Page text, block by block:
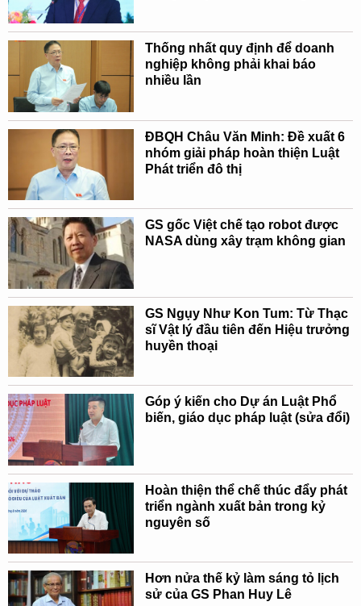
Thống nhất quy định để doanh
nghiệp không phải khai báo
nhiều lần
ĐBQH Châu Văn Minh: Đề xuất 6
nhóm giải pháp hoàn thiện Luật
Phát triển đô thị
GS gốc Việt chế tạo robot được
NASA dùng xây trạm không gian
GS Ngụy Như Kon Tum: Từ Thạc
sĩ Vật lý đầu tiên đến Hiệu trưởng
huyền thoại
Góp ý kiến cho Dự án Luật Phổ
biến, giáo dục pháp luật (sửa đổi)
Hoàn thiện thể chế thúc đẩy phát
triển ngành xuất bản trong kỷ
nguyên số
Hơn nửa thế kỷ làm sáng tỏ lịch
sử của GS Phan Huy Lê